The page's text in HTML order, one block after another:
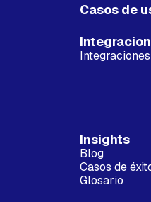
Casos de
Insights
Blog
Casos de
Glosario